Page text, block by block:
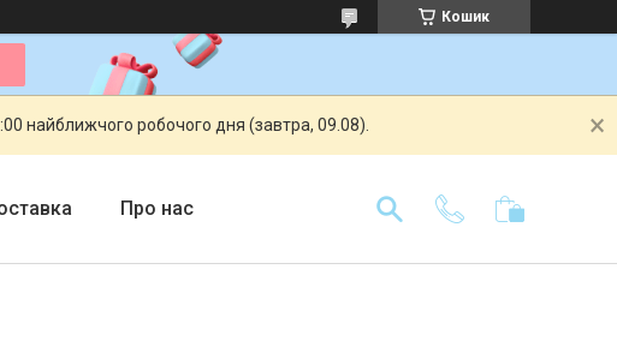
Кошик
найближчого робочого дня (завтра, 09.08).
Про нас